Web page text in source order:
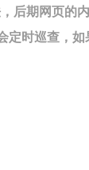
后期网页的
定时巡查，如